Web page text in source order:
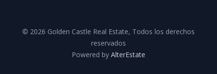
© 2026 Golden Castle Real Estate, Todos los derechos
reservados
Powered by AlterEstate